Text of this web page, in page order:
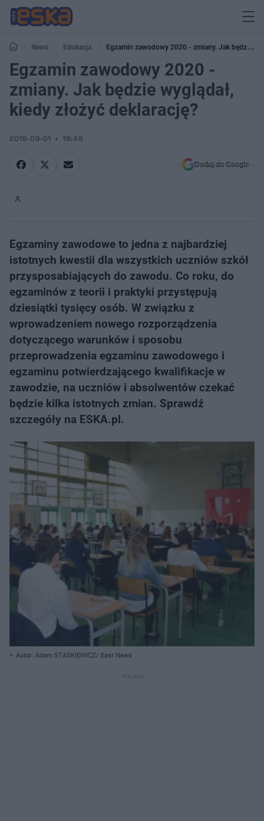
News Edukacja
Egzamin zawodowy 2020 - zmiany. Jak będzie
wyglądał, kiedy złożyć deklarację?
Egzamin zawodowy 2020 -
zmiany. Jak będzie wyglądał,
kiedy złożyć deklarację?
2019-09-01 18:49
Dodaj do Google
Egzaminy zawodowe to jedna z najbardziej
istotnych kwestii dla wszystkich uczniów szkół
przysposabiających do zawodu. Co roku, do
egzaminów z teorii i praktyki przystępują
dziesiątki tysięcy osób. W związku z
wprowadzeniem nowego rozporządzenia
dotyczącego warunków i sposobu
przeprowadzenia egzaminu zawodowego i
egzaminu potwierdzającego kwalifikacje w
zawodzie, na uczniów i absolwentów czekać
będzie kilka istotnych zmian. Sprawdź
szczegóły na ESKA.pl.
Autor: Adam STASKIEWICZ/ East News